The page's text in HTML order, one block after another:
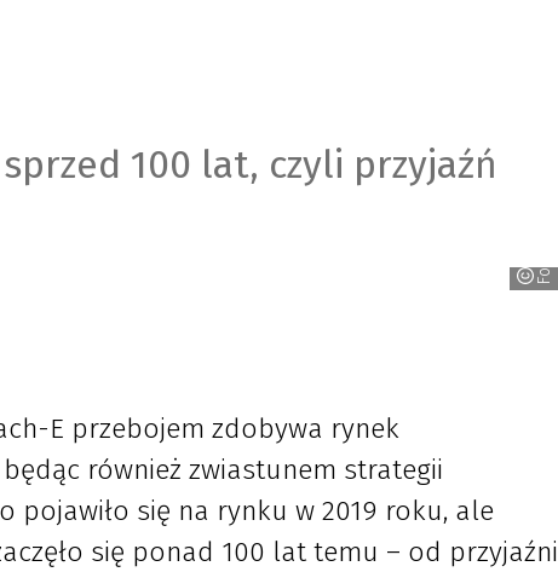
100 lat, czyli przyjaźń
Ford
E przebojem zdobywa rynek
również zwiastunem strategii
pojawiło się na rynku w 2019 roku, ale
się ponad 100 lat temu – od przyjaźni